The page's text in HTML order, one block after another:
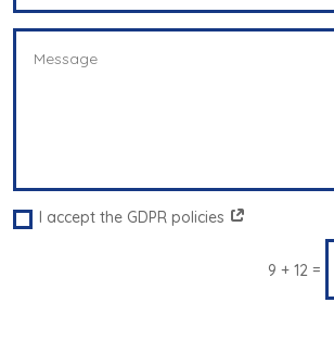
I accept the GDPR policies
9 + 12 =